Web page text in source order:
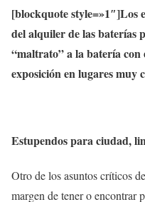
[blockquote style=»1″]Los
del alquiler de las baterías
“maltrato” a la batería con
exposición en lugares muy
Estupendos para ciudad,
Otro de los asuntos críticos
margen de tener o encontrar